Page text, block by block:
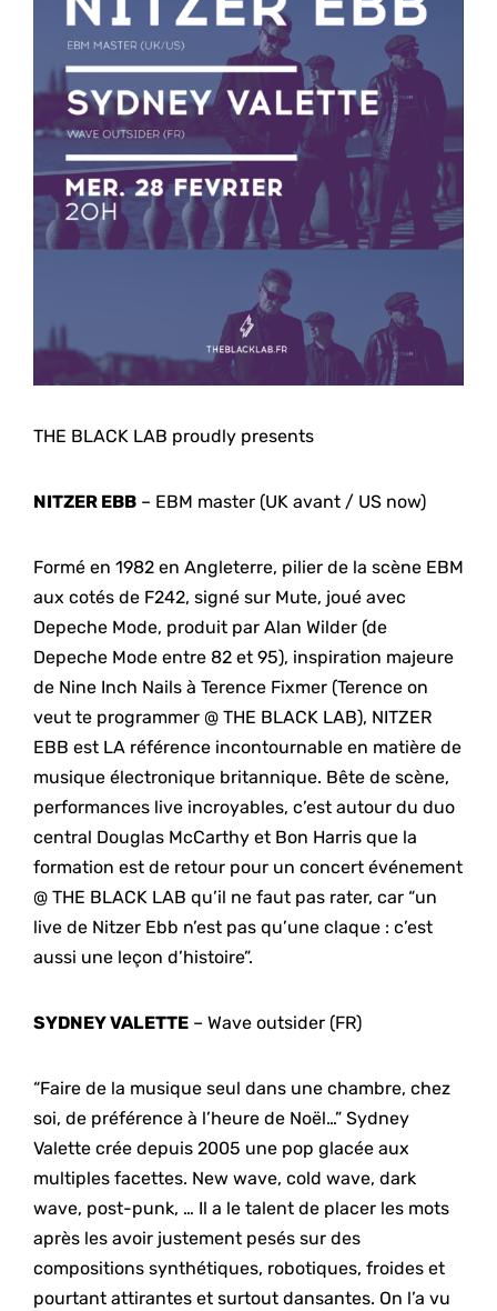
THE BLACK LAB proudly presents
NITZER EBB – EBM master (UK avant / US now)
Formé en 1982 en Angleterre, pilier de la scène EBM
aux cotés de F242, signé sur Mute, joué avec
Depeche Mode, produit par Alan Wilder (de
Depeche Mode entre 82 et 95), inspiration majeure
de Nine Inch Nails à Terence Fixmer (Terence on
veut te programmer @ THE BLACK LAB), NITZER
EBB est LA référence incontournable en matière de
musique électronique britannique. Bête de scène,
performances live incroyables, c’est autour du duo
central Douglas McCarthy et Bon Harris que la
formation est de retour pour un concert événement
@ THE BLACK LAB qu’il ne faut pas rater, car “un
live de Nitzer Ebb n’est pas qu’une claque : c’est
aussi une leçon d’histoire”.
SYDNEY VALETTE – Wave outsider (FR)
“Faire de la musique seul dans une chambre, chez
soi, de préférence à l’heure de Noël…” Sydney
Valette crée depuis 2005 une pop glacée aux
multiples facettes. New wave, cold wave, dark
wave, post-punk, … Il a le talent de placer les mots
après les avoir justement pesés sur des
compositions synthétiques, robotiques, froides et
pourtant attirantes et surtout dansantes. On l’a vu